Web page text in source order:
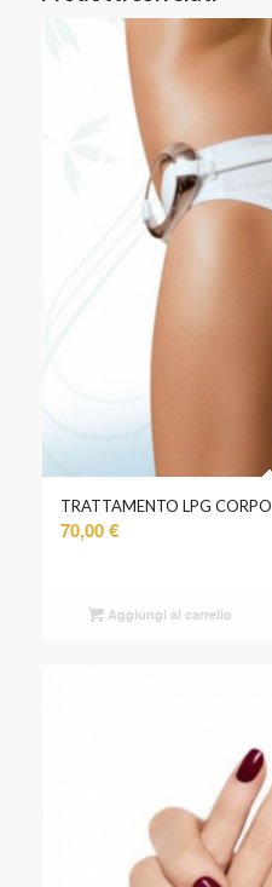
TRATTAMENTO LPG CORPO
70,00€
Aggiungi al carrello